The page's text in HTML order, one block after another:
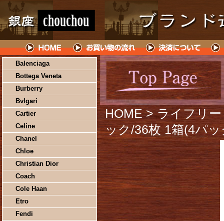
Balenciaga
Bottega Veneta
Burberry
Bvlgari
Cartier
Celine
Chanel
Chloe
Christian Dior
Coach
Cole Haan
Etro
Fendi
HOME > ライフリ
ック/36枚 1箱(4パッ